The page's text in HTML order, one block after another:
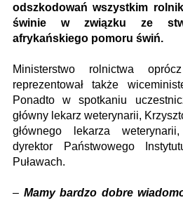
odszkodowań wszystkim
świnie w związku ze
afrykańskiego pomoru świń.
Ministerstwo rolnictwa
reprezentował także
Ponadto w spotkaniu
główny lekarz weterynarii,
głównego lekarza
dyrektor Państwowego
Puławach.
– Mamy bardzo dobre